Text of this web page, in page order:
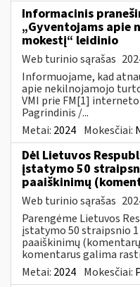
Informacinis
„Gyventojams apie
mokestį“ leidinio
Web turinio sąrašas
Informuojame, kad
apie nekilnojamojo
VMI prie FM[1]
Pagrindinis /...
Metai: 2024 Mokesčiai:
Dėl Lietuvos
įstatymo 50
paaiškinimų
Web turinio sąrašas
Parengėme Lietuvos
įstatymo 50 straipsnio
paaiškinimų
komentarus galima
Metai: 2024 Mokesčiai: